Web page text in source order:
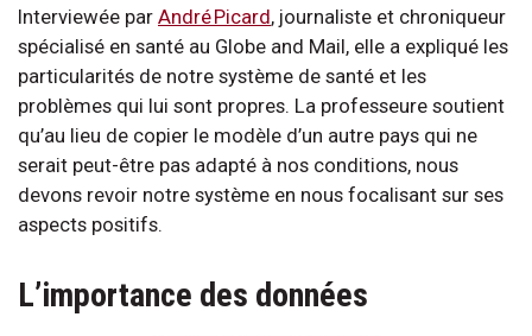
Interviewée par André Picard, journaliste et chroniqueur
spécialisé en santé au Globe and Mail, elle a expliqué les
particularités de notre système de santé et les
problèmes qui lui sont propres. La professeure soutient
qu’au lieu de copier le modèle d’un autre pays qui ne
serait peut-être pas adapté à nos conditions, nous
devons revoir notre système en nous focalisant sur ses
aspects positifs.
L’importance des données